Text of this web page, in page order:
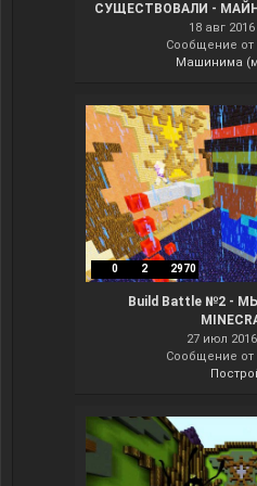
СУЩЕСТВОВАЛИ -
18 авг
Сообщение от
Машинима
0 2 2970
Build Battle №2 -
27 июл 2016
Сообщение от